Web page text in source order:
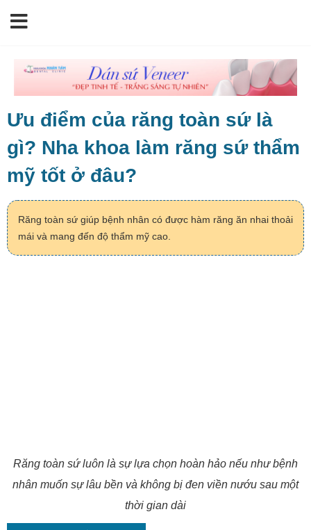
Ưu điểm của răng toàn sứ là
gì? Nha khoa làm răng sứ thẩm
mỹ tốt ở đâu?
Răng toàn sứ giúp bệnh nhân có được hàm răng ăn nhai thoải
mái và mang đến độ thẩm mỹ cao.
Răng toàn sứ luôn là sự lựa chọn hoàn hảo nếu như bệnh
nhân muốn sự lâu bền và không bị đen viền nướu sau một
thời gian dài